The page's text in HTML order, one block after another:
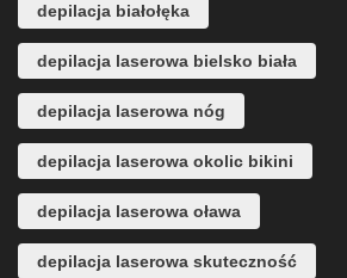
depilacja białołęka
depilacja laserowa bielsko biała
depilacja laserowa nóg
depilacja laserowa okolic bikini
depilacja laserowa oława
depilacja laserowa skuteczność